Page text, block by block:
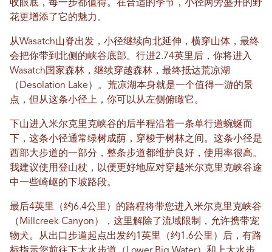
收眼底，每一步都值得。在合适的季节，小径两旁盛开的野
花更增添了它的魅力。
从Wasatch山脊出发，小径继续向北延伸，横穿山体，最终
会把你带到北侧的峡谷底部。行进2.74英里后，你将进入
Wasatch国家森林，继续穿越森林，最终抵达荒凉湖
（Desolation Lake）。荒凉湖本身就是一个值得一游的景
点，但从这条小径上，你可以从左侧俯瞰它。
下山进入米尔克里克峡谷的后半程沿着一条单行道蜿蜒而
下，这条小径通常绿树成荫，穿梭于树林之间。这条小径是
西部大步道的一部分，整条步道都维护良好，使用率很高。
我建议使用登山杖，以便更好地应对穿越米尔克里克峡谷途
中一些崎岖的下坡路段。
最后4英里（约6.4公里）的路程将带您进入米尔克里克峡谷
（Millcreek Canyon），这里解除了流域限制，允许携带宠
物犬。从出口步道起点出发约1英里（约1.6公里）后，有路